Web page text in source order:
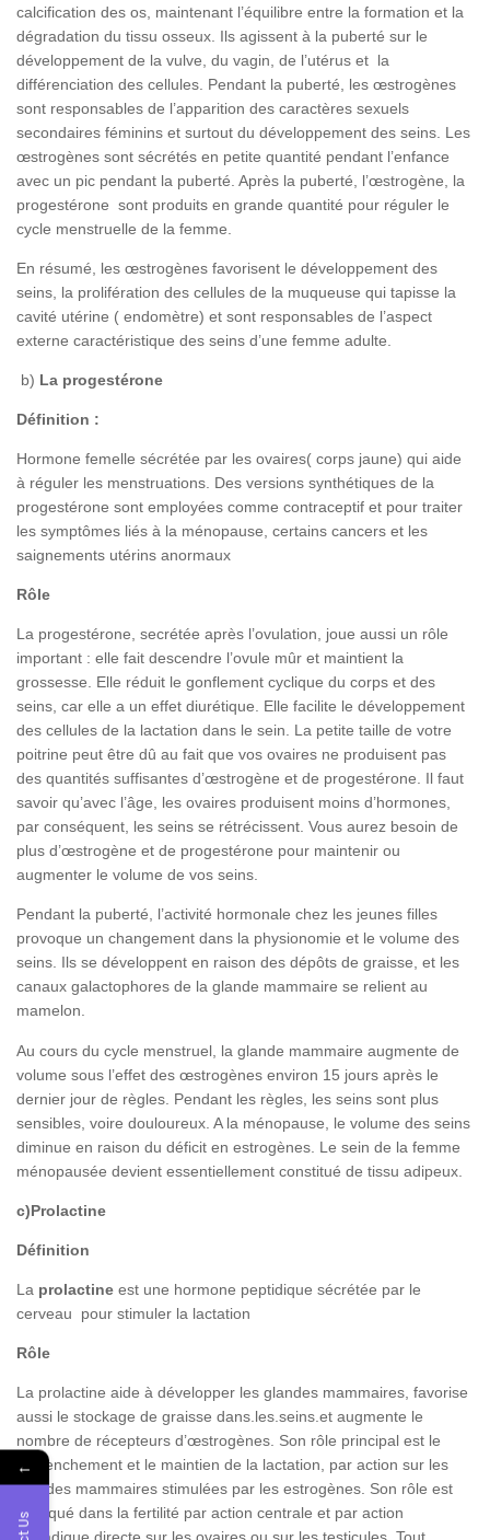
calcification des os, maintenant l’équilibre entre la formation et la
dégradation du tissu osseux. Ils agissent à la puberté sur le
développement de la vulve, du vagin, de l’utérus et la
différenciation des cellules. Pendant la puberté, les œstrogènes
sont responsables de l’apparition des caractères sexuels
secondaires féminins et surtout du développement des seins. Les
œstrogènes sont sécrétés en petite quantité pendant l’enfance
avec un pic pendant la puberté. Après la puberté, l’œstrogène, la
progestérone sont produits en grande quantité pour réguler le
cycle menstruelle de la femme.
En résumé, les œstrogènes favorisent le développement des
seins, la prolifération des cellules de la muqueuse qui tapisse la
cavité utérine ( endomètre) et sont responsables de l’aspect
externe caractéristique des seins d’une femme adulte.
b) La progestérone
Définition :
Hormone femelle sécrétée par les ovaires( corps jaune) qui aide
à réguler les menstruations. Des versions synthétiques de la
progestérone sont employées comme contraceptif et pour traiter
les symptômes liés à la ménopause, certains cancers et les
saignements utérins anormaux
Rôle
La progestérone, secrétée après l’ovulation, joue aussi un rôle
important : elle fait descendre l’ovule mûr et maintient la
grossesse. Elle réduit le gonflement cyclique du corps et des
seins, car elle a un effet diurétique. Elle facilite le développement
des cellules de la lactation dans le sein. La petite taille de votre
poitrine peut être dû au fait que vos ovaires ne produisent pas
des quantités suffisantes d’œstrogène et de progestérone. Il faut
savoir qu’avec l’âge, les ovaires produisent moins d’hormones,
par conséquent, les seins se rétrécissent. Vous aurez besoin de
plus d’œstrogène et de progestérone pour maintenir ou
augmenter le volume de vos seins.
Pendant la puberté, l’activité hormonale chez les jeunes filles
provoque un changement dans la physionomie et le volume des
seins. Ils se développent en raison des dépôts de graisse, et les
canaux galactophores de la glande mammaire se relient au
mamelon.
Au cours du cycle menstruel, la glande mammaire augmente de
volume sous l’effet des œstrogènes environ 15 jours après le
dernier jour de règles. Pendant les règles, les seins sont plus
sensibles, voire douloureux. A la ménopause, le volume des seins
diminue en raison du déficit en estrogènes. Le sein de la femme
ménopausée devient essentiellement constitué de tissu adipeux.
c)Prolactine
Définition
La prolactine est une hormone peptidique sécrétée par le
cerveau pour stimuler la lactation
Rôle
La prolactine aide à développer les glandes mammaires, favorise
aussi le stockage de graisse dans.les.seins.et augmente le
nombre de récepteurs d’œstrogènes. Son rôle principal est le
déclenchement et le maintien de la lactation, par action sur les
glandes mammaires stimulées par les estrogènes. Son rôle est
impliqué dans la fertilité par action centrale et par action
←